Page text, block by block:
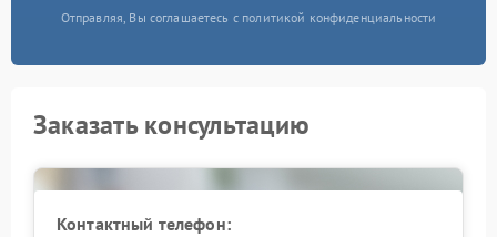
Отправляя, Вы соглашаетесь с политикой конфиденциальности
Заказать консультацию
Контактный телефон: